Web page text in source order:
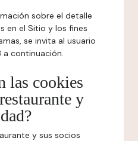
sobre el detalle
en el Sitio y los fines
se invita al usuario
a continuación.
las cookies
y
y sus socios